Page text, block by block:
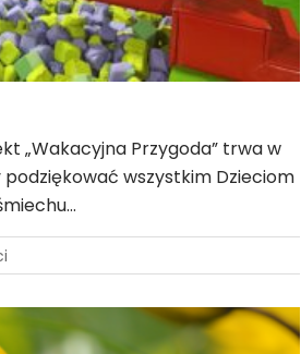
„Wakacyjna Przygoda” trwa w
wszystkim Dzieciom
14